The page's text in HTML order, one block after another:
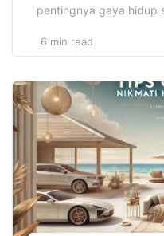
pentingnya gaya hidup
bernutrisi tinggi dan
bisnis untuk
yang inovatif dan
[…]
6 min read